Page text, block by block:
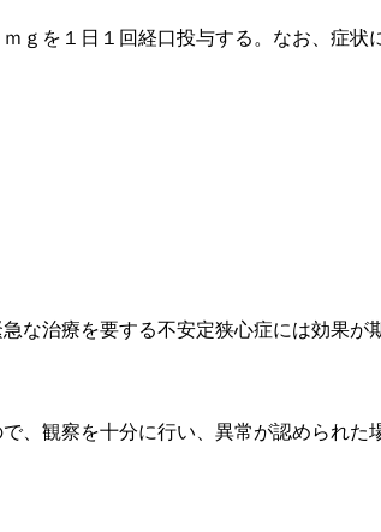
ｇを１日１回経口投与する。なお、症状
な治療を要する不安定狭心症には効果が
、観察を十分に行い、異常が認められた